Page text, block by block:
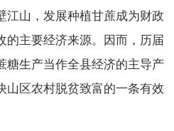
江山，发展种植甘蔗成为财政
的主要经济来源。因而，历届
糖生产当作全县经济的主导产
山区农村脱贫致富的一条有效